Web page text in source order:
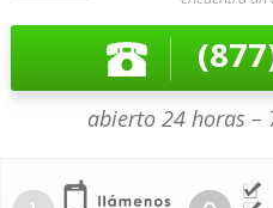
abierto 24 horas –